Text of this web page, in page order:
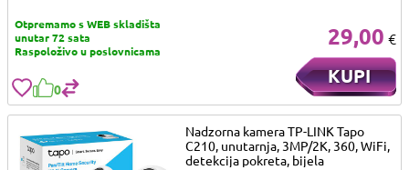
Otpremamo s WEB skladišta
unutar 72 sata
Raspoloživo u poslovnicama
29,00 €
KUPI
0
Nadzorna kamera TP-LINK Tapo
C210, unutarnja, 3MP/2K, 360, WiFi,
detekcija pokreta, bijela